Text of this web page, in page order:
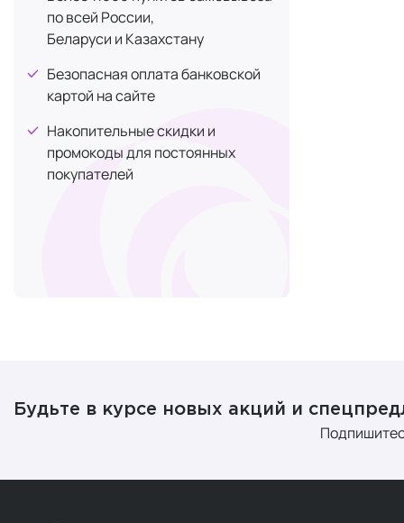
по всей России,
Беларуси и Казахстану
Безопасная оплата банковской
картой на сайте
Накопительные скидки и
промокоды для постоянных
покупателей
Омега-3
Будьте в курсе новых акций и